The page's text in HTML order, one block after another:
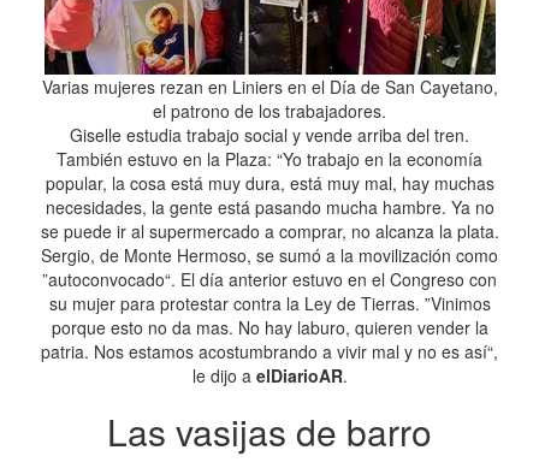
Varias mujeres rezan en Liniers en el Día de San Cayetano,
el patrono de los trabajadores.
Giselle estudia trabajo social y vende arriba del tren.
También estuvo en la Plaza: “Yo trabajo en la economía
popular, la cosa está muy dura, está muy mal, hay muchas
necesidades, la gente está pasando mucha hambre. Ya no
se puede ir al supermercado a comprar, no alcanza la plata.
Sergio, de Monte Hermoso, se sumó a la movilización como
”autoconvocado“. El día anterior estuvo en el Congreso con
su mujer para protestar contra la Ley de Tierras. ”Vinimos
porque esto no da mas. No hay laburo, quieren vender la
patria. Nos estamos acostumbrando a vivir mal y no es así“,
le dijo a elDiarioAR.
Las vasijas de barro